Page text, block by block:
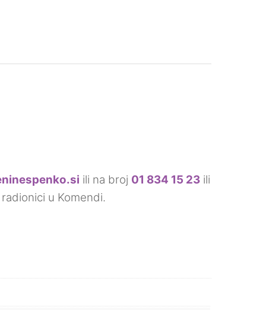
ili na broj 01 834 15 23 ili
u Komendi.